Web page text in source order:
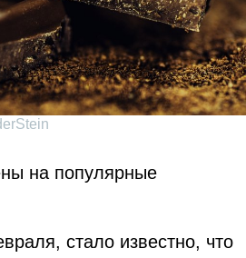
на популярные
стало известно, что